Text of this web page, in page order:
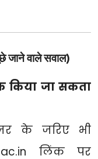
जाने वाले सवाल)
किया जा सकता
के जरिए भी
लिंक पर